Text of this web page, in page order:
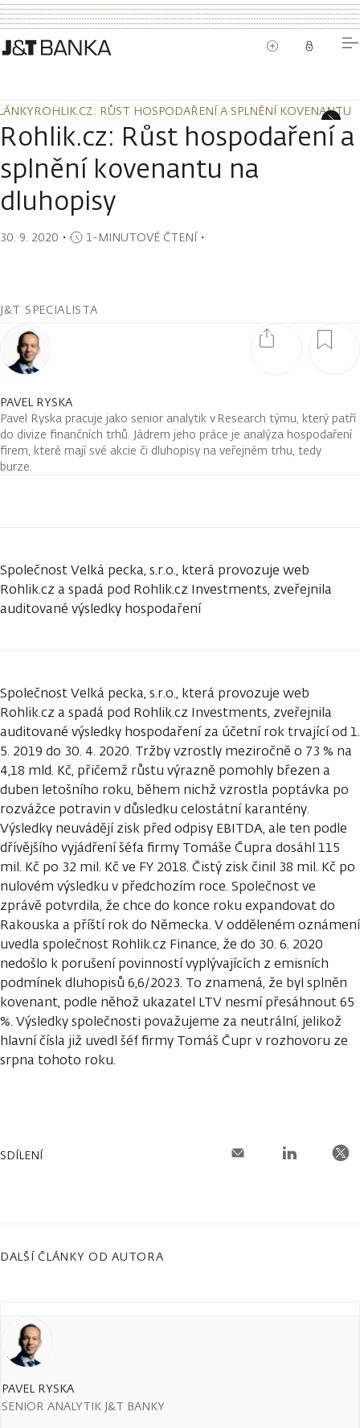
ROHLIK.CZ: RŮST HOSPODAŘENÍ A SPLNĚNÍ KOVENANTU
ROHLIK.CZ: RŮST HOSPODAŘENÍ A SPLNĚNÍ KOVENANTU
Rohlik.cz: Růst hospodaření a
splnění kovenantu na
dluhopisy
30. 9. 2020 ・ 1-MINUTOVÉ ČTENÍ・
J&T SPECIALISTA
PAVEL RYSKA
Pavel Ryska pracuje jako senior analytik v Research týmu, který patří
do divize finančních trhů. Jádrem jeho práce je analýza hospodaření
firem, které mají své akcie či dluhopisy na veřejném trhu, tedy
burze.
Společnost Velká pecka, s.r.o., která provozuje web
Rohlik.cz a spadá pod Rohlik.cz Investments, zveřejnila
auditované výsledky hospodaření
Společnost Velká pecka, s.r.o., která provozuje web
Rohlik.cz a spadá pod Rohlik.cz Investments, zveřejnila
auditované výsledky hospodaření za účetní rok trvající od 1.
5. 2019 do 30. 4. 2020. Tržby vzrostly meziročně o 73 % na
4,18 mld. Kč, přičemž růstu výrazně pomohly březen a
duben letošního roku, během nichž vzrostla poptávka po
rozvážce potravin v důsledku celostátní karantény.
Výsledky neuvádějí zisk před odpisy EBITDA, ale ten podle
dřívějšího vyjádření šéfa firmy Tomáše Čupra dosáhl 115
mil. Kč po 32 mil. Kč ve FY 2018. Čistý zisk činil 38 mil. Kč po
nulovém výsledku v předchozím roce. Společnost ve
zprávě potvrdila, že chce do konce roku expandovat do
Rakouska a příští rok do Německa. V odděleném oznámení
uvedla společnost Rohlik.cz Finance, že do 30. 6. 2020
nedošlo k porušení povinností vyplývajících z emisních
podmínek dluhopisů 6,6/2023. To znamená, že byl splněn
kovenant, podle něhož ukazatel LTV nesmí přesáhnout 65
%. Výsledky společnosti považujeme za neutrální, jelikož
hlavní čísla již uvedl šéf firmy Tomáš Čupr v rozhovoru ze
srpna tohoto roku.
SDÍLENÍ
DALŠÍ ČLÁNKY OD AUTORA
PAVEL RYSKA
SENIOR ANALYTIK J&T BANKY